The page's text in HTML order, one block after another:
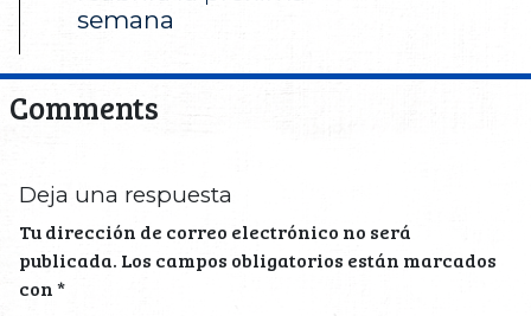
semana
Comments
Deja una respuesta
Tu dirección de correo electrónico no será
publicada. Los campos obligatorios están marcados
con*